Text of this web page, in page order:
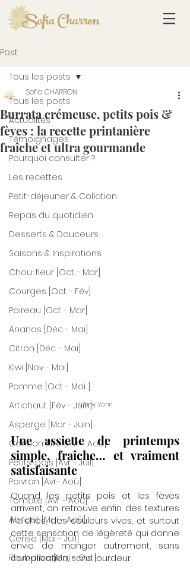
Sofia Charron
Post
Tous les posts
Actualités
Témoignages
Pourquoi consulter ?
Les recettes
Petit-déjeuner & Collation
Repas du quotidien
Desserts & Douceurs
Saisons & Inspirations
Chou-fleur [Oct - Mar]
Courges [Oct - Fév]
Poireau [Oct - Mar]
Ananas [Déc - Mai]
Citron [Déc - Mai]
Kiwi [Nov - Mai]
Pomme [Oct - Mai ]
Artichaut [Fév - Juin]
Asperge [Mar - Juin]
Concombre [Avr - Aoû]
Petits-pois [Avr - Juil]
Poivron [Avr- Aoû]
Tomate [Avr - Aoû]
Abricot [Mai - Aoû]
Cerise [Mai - Juil]
Rhubarbe [Mai - Oct]
Tous les posts
Burrata crémeuse, petits pois &
fèves : la recette printanière
fraîche et ultra gourmande
Sofia CHARRON
©Amy Vann
Une assiette de printemps
simple, fraîche… et vraiment
satisfaisante
Quand les petits pois et les fèves
arrivent, on retrouve enfin des textures
fraîches, des couleurs vives, et surtout
cette sensation de légèreté qui donne
envie de manger autrement, sans
complication, sans lourdeur.